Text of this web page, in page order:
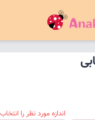
اندازه مورد نظر را